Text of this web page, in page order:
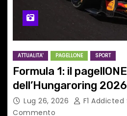
ATTUALITA' PAGELLONE SPORT
Formula 1: il pagellONE
dell’Hungaroring 2026
Lug 26, 2026 F1 Addicted
Commento